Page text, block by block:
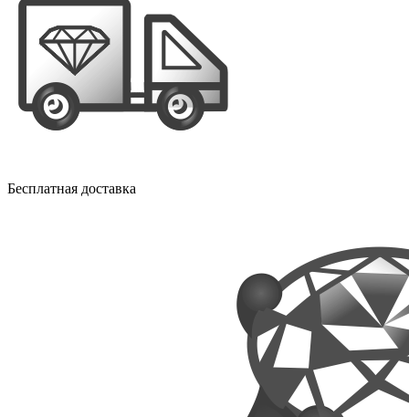
Бесплатная доставка